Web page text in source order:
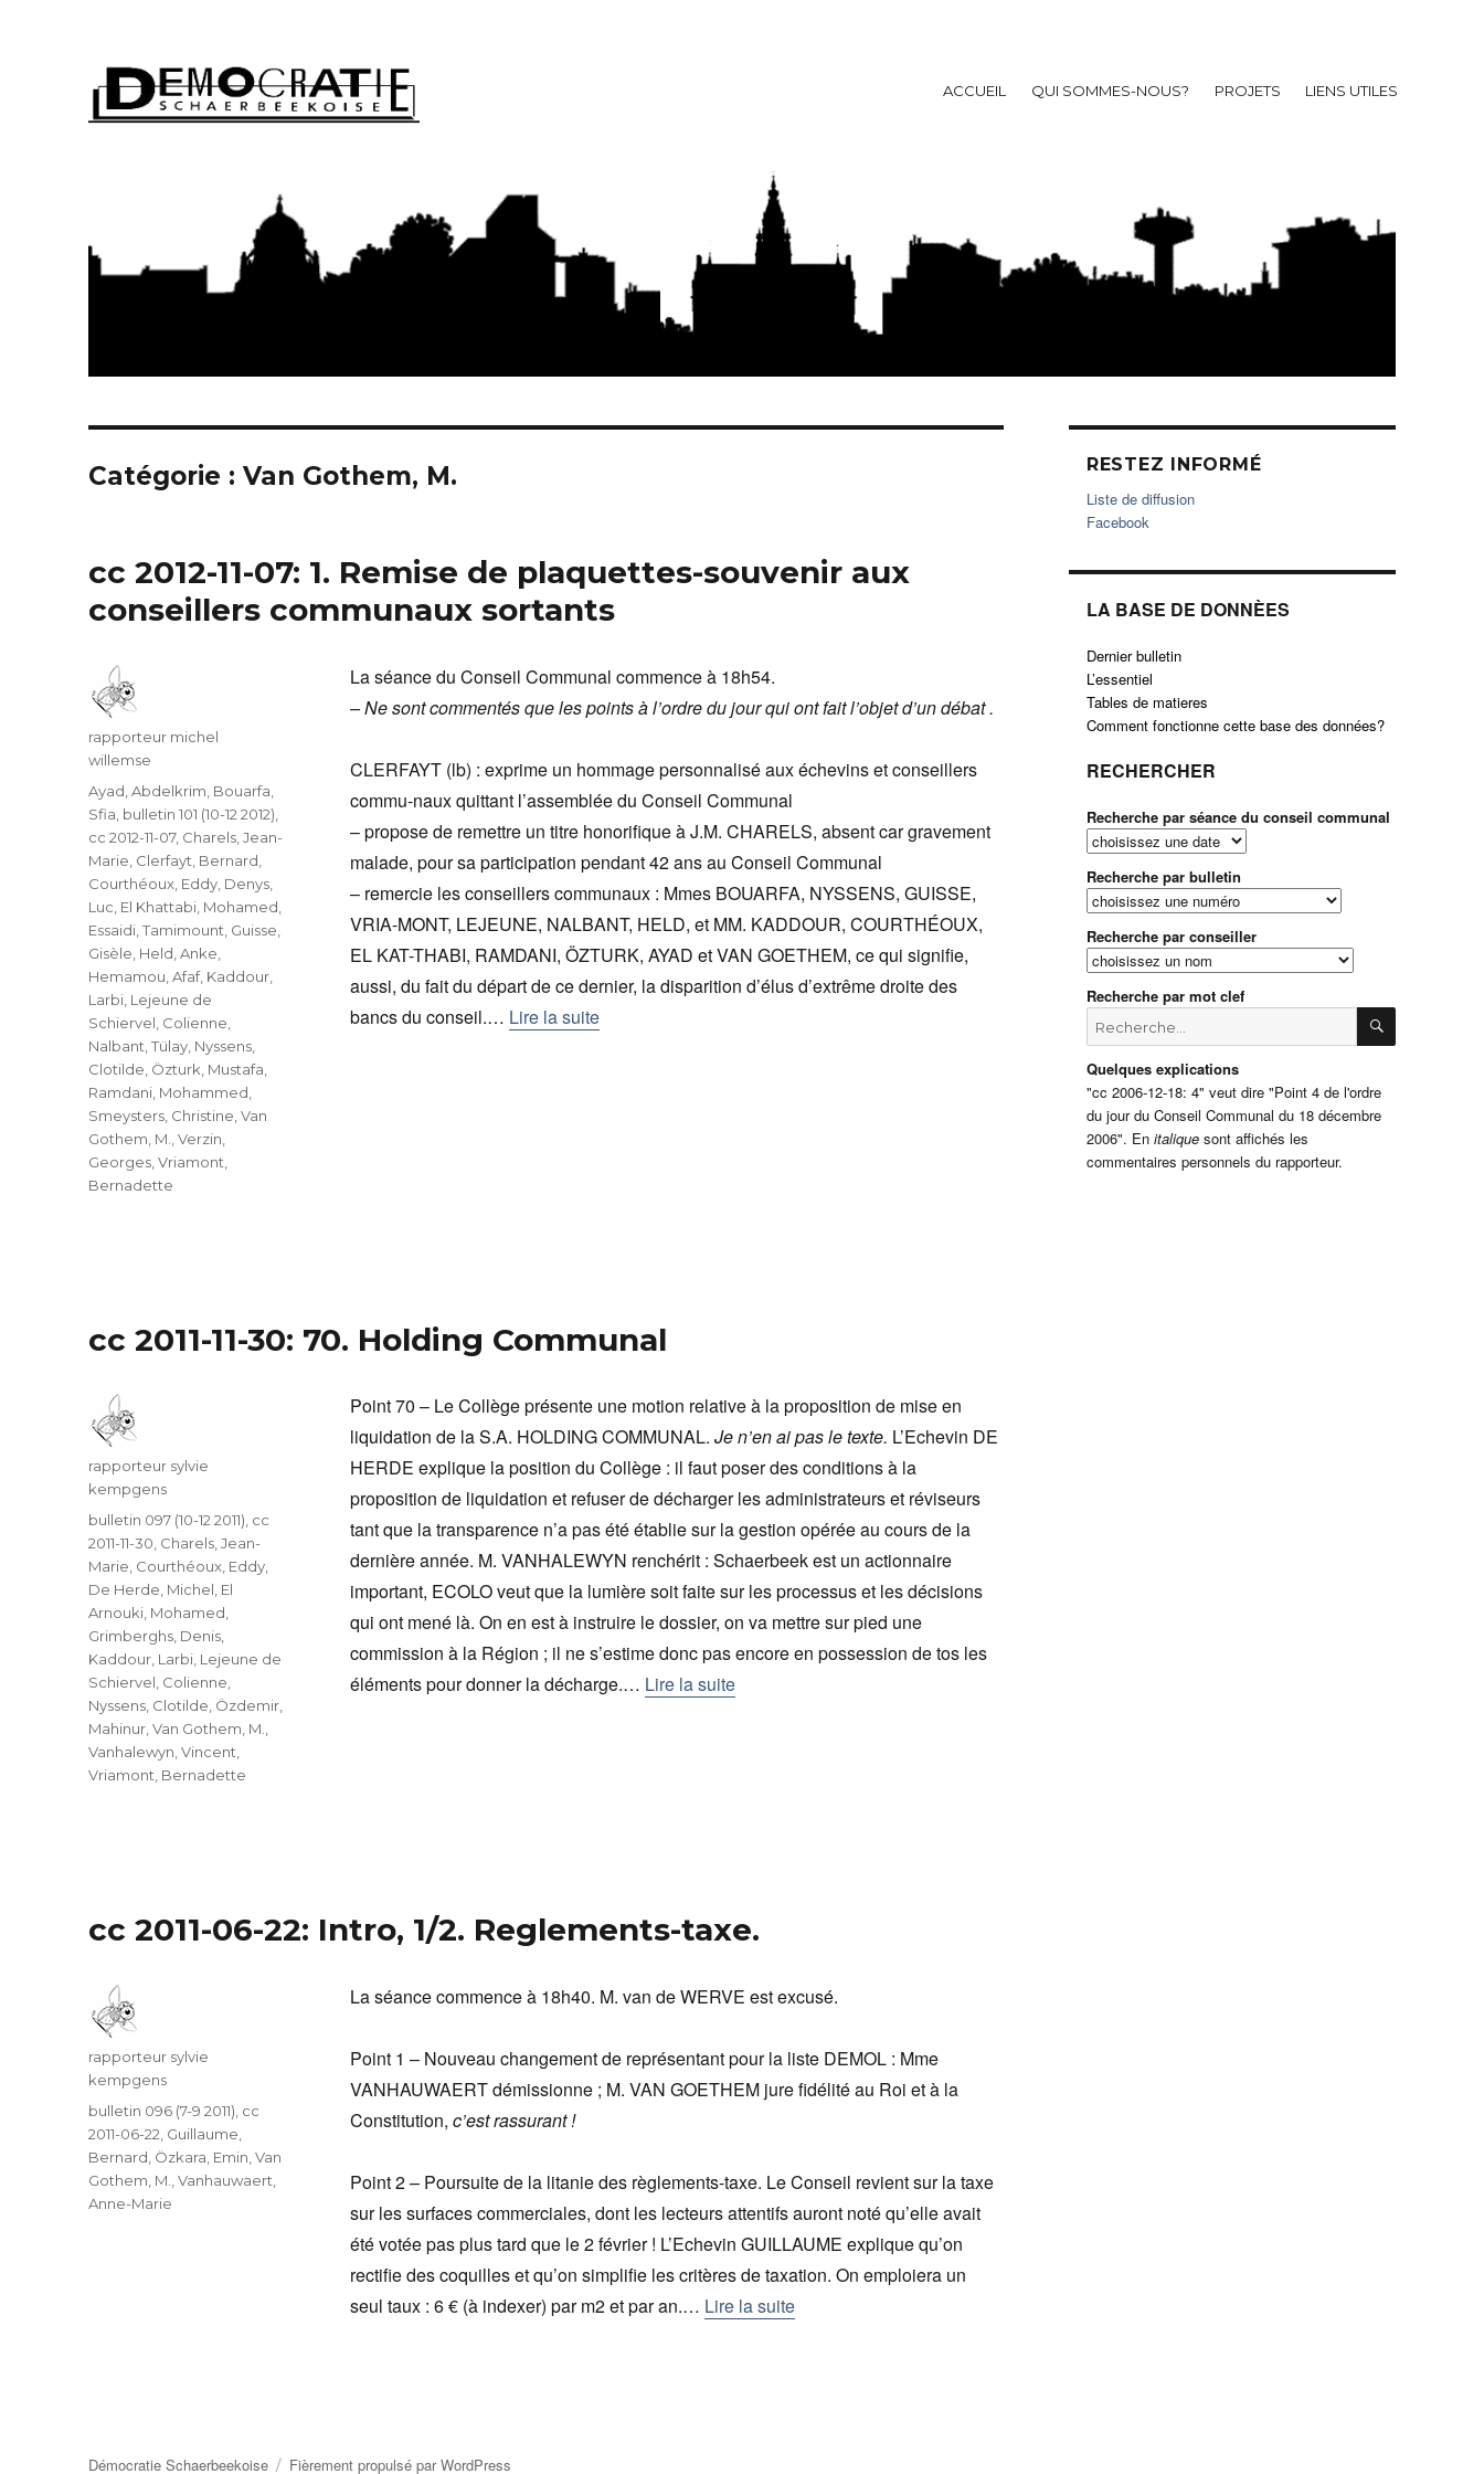
ACCUEIL QUI SOMMES-NOUS? PROJETS LIENS UTILES
Catégorie : Van Gothem, M.
cc 2012-11-07: 1. Remise de plaquettes-souvenir aux
conseillers communaux sortants
La séance du Conseil Communal commence à 18h54.
– Ne sont commentés que les points à l’ordre du jour qui ont fait l’objet d’un débat .
CLERFAYT (lb) : exprime un hommage personnalisé aux échevins et conseillers
commu-naux quittant l’assemblée du Conseil Communal
– propose de remettre un titre honorifique à J.M. CHARELS, absent car gravement
malade, pour sa participation pendant 42 ans au Conseil Communal
– remercie les conseillers communaux : Mmes BOUARFA, NYSSENS, GUISSE,
VRIA-MONT, LEJEUNE, NALBANT, HELD, et MM. KADDOUR, COURTHÉOUX,
EL KAT-THABI, RAMDANI, ÖZTURK, AYAD et VAN GOETHEM, ce qui signifie,
aussi, du fait du départ de ce dernier, la disparition d’élus d’extrême droite des
bancs du conseil.… Lire la suite
Auteur
rapporteur michel
willemse
Catégories
Ayad, Abdelkrim Bouarfa,
Sfia bulletin 101 (10-12 2012)
cc 2012-11-07, Charels, Jean-
Marie Clerfayt, Bernard
Courthéoux, Eddy Denys,
Luc El Khattabi, Mohamed
Essaidi, Tamimount Guisse,
Gisèle Held, Anke
Hemamou, Afaf, Kaddour,
Larbi Lejeune de
Schiervel, Colienne
Nalbant, Tülay Nyssens,
Clotilde Özturk, Mustafa
Ramdani, Mohammed
Smeysters, Christine ,Van
Gothem, M.
,Verzin,
Georges ,Vriamont,
Bernadette
cc 2011-11-30: 70. Holding Communal
Point 70 – Le Collège présente une motion relative à la proposition de mise en
liquidation de la S.A. HOLDING COMMUNAL. Je n’en ai pas le texte. L’Echevin DE
HERDE explique la position du Collège : il faut poser des conditions à la
proposition de liquidation et refuser de décharger les administrateurs et réviseurs
tant que la transparence n’a pas été établie sur la gestion opérée au cours de la
dernière année. M. VANHALEWYN renchérit : Schaerbeek est un actionnaire
important, ECOLO veut que la lumière soit faite sur les processus et les décisions
qui ont mené là. On en est à instruire le dossier, on va mettre sur pied une
commission à la Région ; il ne s’estime donc pas encore en possession de tos les
éléments pour donner la décharge.… Lire la suite
Auteur
rapporteur sylvie
kempgens
Catégories
bulletin 097 (10-12 2011), cc
2011-11-30, Charels, Jean-
Marie, Courthéoux, Eddy,
De Herde, Michel, El
Arnouki, Mohamed,
Grimberghs, Denis,
Kaddour, Larbi, Lejeune de
Schiervel, Colienne,
Nyssens, Clotilde, Özdemir,
Mahinur,Van Gothem, M.,
Vanhalewyn, Vincent,
Vriamont, Bernadette
cc 2011-06-22: Intro, 1/2. Reglements-taxe.
La séance commence à 18h40. M. van de WERVE est excusé.
Point 1 – Nouveau changement de représentant pour la liste DEMOL : Mme
VANHAUWAERT démissionne ; M. VAN GOETHEM jure fidélité au Roi et à la
Constitution, c’est rassurant !
Point 2 – Poursuite de la litanie des règlements-taxe. Le Conseil revient sur la taxe
sur les surfaces commerciales, dont les lecteurs attentifs auront noté qu’elle avait
été votée pas plus tard que le 2 février ! L’Echevin GUILLAUME explique qu’on
rectifie des coquilles et qu’on simplifie les critères de taxation. On emploiera un
seul taux : 6 € (à indexer) par m2 et par an.… Lire la suite
Auteur
rapporteur sylvie
kempgens
Catégories
bulletin 096 (7-9 2011) cc
2011-06-22 Guillaume,
Bernard Özkara, Emin ,Van
Gothem, M.
,Vanhauwaert,
Anne-Marie
RESTEZ INFORMÉ
Liste de diffusion
Facebook
LA BASE DE DONNÈES
Dernier bulletin
L’essentiel
Tables de matieres
Comment fonctionne cette base des données?
RECHERCHER
Recherche par séance du conseil communal
Recherche par bulletin
Recherche par conseiller
Recherche par mot clef
Recherche
pour
:Quelques explications
"cc 2006-12-18: 4" veut dire "Point 4 de l'ordre
du jour du Conseil Communal du 18 décembre
2006". Enitalique sont affichés les
commentaires personnels du rapporteur.
Démocratie Schaerbeekoise Fièrement propulsé par WordPress